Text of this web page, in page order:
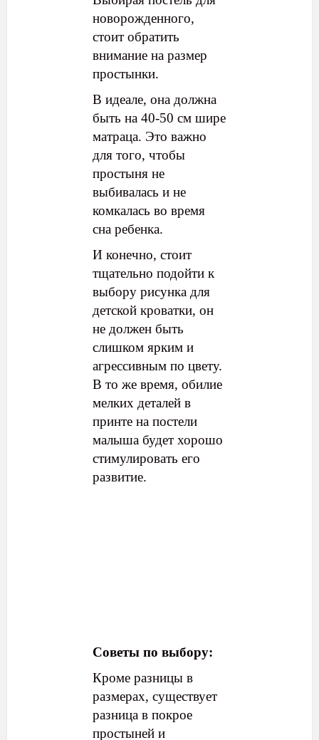
новорожденного,
стоит обратить
внимание на размер
простынки.
В идеале, она должна
быть на 40-50 см шире
матраца. Это важно
для того, чтобы
простыня не
выбивалась и не
комкалась во время
сна ребенка.
И конечно, стоит
тщательно подойти к
выбору рисунка для
детской кроватки, он
не должен быть
слишком ярким и
агрессивным по цвету.
В то же время, обилие
мелких деталей в
принте на постели
малыша будет хорошо
стимулировать его
развитие.
Советы по выбору:
Кроме разницы в
размерах, существует
разница в покрое
простыней и